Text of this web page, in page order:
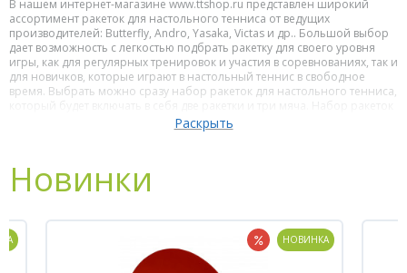
В нашем интернет-магазине www.ttshop.ru представлен широкий
ассортимент ракеток для настольного тенниса от ведущих
производителей: Butterfly, Andro, Yasaka, Victas и др.. Большой выбор
дает возможность с легкостью подбрать ракетку для своего уровня
игры, как для регулярных тренировок и участия в соревнованиях, так и
для новичков, которые играют в настольный теннис в свободное
время. Выбрать можно сразу набор ракеток для настольного тенниса,
для настольного тенниса будет отличным подарком для любителей
играть в эту замечательную игру.
непосредственно на заводах компаний-производителей. На
основания наклеиваются накладки черного и красного цвета, а
завершает эту сборку торцевая лента, защищающая само основание и
край стола ракеткой при тренировочном и соревновательном
процессах. Можно выделить существенный плюс в собранных
ракетках, который заключается в том, что цена их относительно
невысокая и при выборе нет необходимости вникать в игровые
Новинки
НОВИНКА